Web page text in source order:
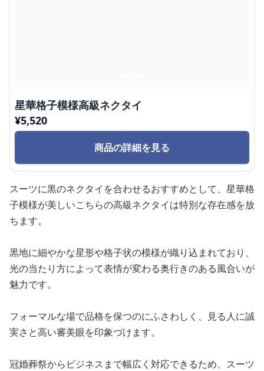
星華格子模様高級ネクタイ
¥5,520
商品の詳細を見る
スーツに黒のネクタイを合わせるおすすめとして、星華格
子模様が美しいこちらの高級ネクタイは特別な存在感を放
ちます。
黒地に細やかな星形や格子状の模様が織り込まれており、
光の当たり方によって表情が変わる奥行きのある風合いが
魅力です。
フォーマルな場で品格を保つのにふさわしく、見る人に誠
実さと高い審美眼を印象づけます。
冠婚葬祭からビジネスまで幅広く対応できるため、スーツ